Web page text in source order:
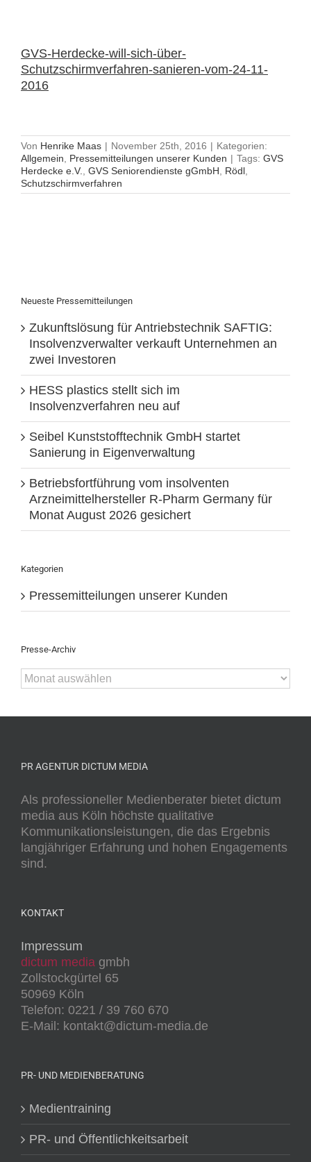
GVS-Herdecke-will-sich-über-
Schutzschirmverfahren-sanieren-vom-24-11-
2016
Von Henrike Maas | November 25th, 2016 | Kategorien:
Allgemein
Pressemitteilungen unserer Kunden | Tags: GVS
Herdecke e.V.
GVS Seniorendienste gGmbH Rödl
Schutzschirmverfahren
Neueste Pressemitteilungen
Zukunftslösung für Antriebstechnik SAFTIG:
Insolvenzverwalter verkauft Unternehmen an
zwei Investoren
HESS plastics stellt sich im
Insolvenzverfahren neu auf
Seibel Kunststofftechnik GmbH startet
Sanierung in Eigenverwaltung
Betriebsfortführung vom insolventen
Arzneimittelhersteller R-Pharm Germany für
Monat August 2026 gesichert
Kategorien
Pressemitteilungen unserer Kunden
Presse-Archiv
Presse-
Archiv
PR AGENTUR DICTUM MEDIA
Als professioneller Medienberater bietet dictum
media aus Köln höchste qualitative
Kommunikationsleistungen, die das Ergebnis
langjähriger Erfahrung und hohen Engagements
sind.
KONTAKT
Impressum
dictum media gmbh
Zollstockgürtel 65
50969 Köln
Telefon: 0221 / 39 760 670
E-Mail: kontakt@dictum-media.de
PR- UND MEDIENBERATUNG
Medientraining
PR- und Öffentlichkeitsarbeit